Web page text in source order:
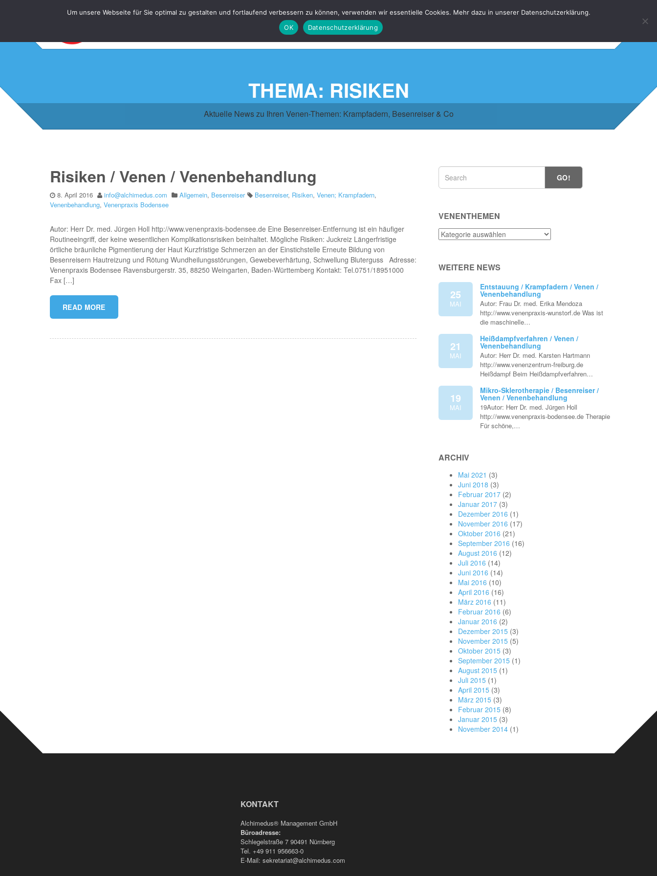
THEMA: RISIKEN
Aktuelle News zu Ihren Venen-Themen: Krampfadern, Besenreiser & Co
Risiken / Venen / Venenbehandlung
8. April 2016 info@alchimedus.com Allgemein, Besenreiser Besenreiser, Risiken, Venen; Krampfadern,
Venenbehandlung, Venenpraxis Bodensee
Autor: Herr Dr. med. Jürgen Holl http://www.venenpraxis-bodensee.de Eine Besenreiser-Entfernung ist ein häufiger
Routineeingriff, der keine wesentlichen Komplikationsrisiken beinhaltet. Mögliche Risiken: Juckreiz Längerfristige
örtliche bräunliche Pigmentierung der Haut Kurzfristige Schmerzen an der Einstichstelle Erneute Bildung von
Besenreisern Hautreizung und Rötung Wundheilungsstörungen, Gewebeverhärtung, Schwellung Bluterguss Adresse:
Venenpraxis Bodensee Ravensburgerstr. 35, 88250 Weingarten, Baden-Württemberg Kontakt: Tel.0751/18951000
Fax […]
READ MORE
GO!
VENENTHEMEN
Venenthemen
WEITERE NEWS
25
MAI
Entstauung / Krampfadern / Venen /
Venenbehandlung
Autor: Frau Dr. med. Erika Mendoza
http://www.venenpraxis-wunstorf.de Was ist
die maschinelle…
21
MAI
Heißdampfverfahren / Venen /
Venenbehandlung
Autor: Herr Dr. med. Karsten Hartmann
http://www.venenzentrum-freiburg.de
Heißdampf Beim Heißdampfverfahren…
19
MAI
Mikro-Sklerotherapie / Besenreiser /
Venen / Venenbehandlung
19Autor: Herr Dr. med. Jürgen Holl
http://www.venenpraxis-bodensee.de Therapie
Für schöne,…
ARCHIV
Mai 2021 (3)
Juni 2018 (3)
Februar 2017 (2)
Januar 2017 (3)
Dezember 2016 (1)
November 2016 (17)
Oktober 2016 (21)
September 2016 (16)
August 2016 (12)
Juli 2016 (14)
Juni 2016 (14)
Mai 2016 (10)
April 2016 (16)
März 2016 (11)
Februar 2016 (6)
Januar 2016 (2)
Dezember 2015 (3)
November 2015 (5)
Oktober 2015 (3)
September 2015 (1)
August 2015 (1)
Juli 2015 (1)
April 2015 (3)
März 2015 (3)
Februar 2015 (8)
Januar 2015 (3)
November 2014 (1)
KONTAKT
Alchimedus® Management GmbH
Büroadresse:
Schlegelstraße 7 90491 Nürnberg
Tel. +49 911 956663-0
E-Mail: sekretariat@alchimedus.com
Um unsere Webseite für Sie optimal zu gestalten und fortlaufend verbessern zu können, verwenden wir essentielle Cookies. Mehr dazu in unserer Datenschutzerklärung.
OK
Datenschutzerklärung